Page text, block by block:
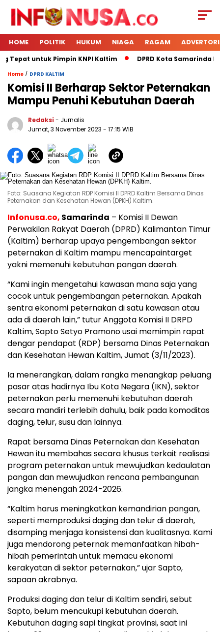
HOME POLITIK HUKUM NIAGA RAGAM
Tepat untuk Pimpin KNPI Kaltim DPRD Kota Samarinda
Home / DPRD KALTIM
Komisi II Berharap Sektor Peternakan
Mampu Penuhi Kebutuhan Daerah
Redaksi - Jurnalis
Jumat, 3 November 2023 - 17:15 WIB
Foto: Suasana Kegiatan RDP Komisi II DPRD Kaltim Bersama Dinas
Peternakan dan Kesehatan Hewan (DPKH) Kaltim.
Infonusa.co, Samarinda – Komisi II Dewan
Perwakilan Rakyat Daerah (DPRD) Kalimantan Timur
(Kaltim) berharap upaya pengembangan sektor
peternakan di Kaltim mampu mencapaintarget
yakni memenuhi kebutuhan pangan daerah.
“Kami ingin mengetahui kawasan mana saja yang
cocok untuk pengembangan peternakan. Apakah
sentra ekonomi peternakan di satu kawasan atau
ada di daerah lain,” tutur Anggota Komisi II DRPD
Kaltim, Sapto Setyo Pramono usai memimpin rapat
dengar pendapat (RDP) bersama Dinas Peternakan
dan Kesehatan Hewan Kaltim, Jumat (3/11/2023).
Ia menerangkan, dalam rangka menangkap peluang
pasar atas hadirnya Ibu Kota Negara (IKN), sektor
peternakan perlu memenuhi kebutuhan daerah
secara mandiri terlebih dahulu, baik pada komoditas
daging, telur, susu dan lainnya.
Rapat bersama Dinas Peternakan dan Kesehatan
Hewan itu membahas secara khusus terkait realisasi
program peternakan untuk mewujudkan kedaulatan
pangan dan mewujudkan rencana pembangunan
jangka menengah 2024-2026.
“Kaltim harus meningkatkan kemandirian pangan,
seperti memproduksi daging dan telur di daerah,
disamping menjaga konsistensi dan kualitasnya. Kami
juga mendorong peternak memanfaatkan hibah-
hibah pemerintah untuk memacu ekonomi
kerakyatan di sektor peternakan,” ujar Sapto,
sapaan akrabnya.
Produksi daging dan telur di Kaltim sendiri, sebut
Sapto, belum mencukupi kebutuhan daerah.
Kebutuhan daging sapi tingkat provinsi, saat ini